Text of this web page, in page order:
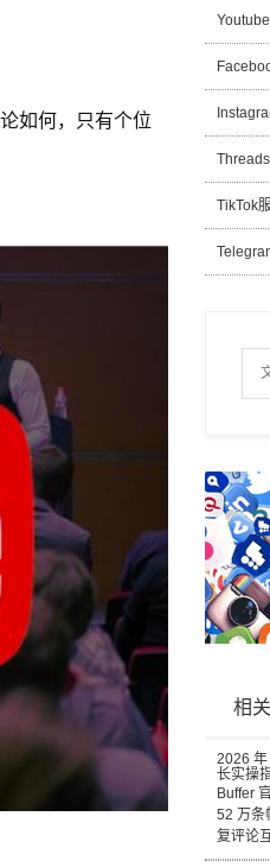
如何，只有个位
TikTok
相
2026 年
长实操
Buffer
52 万条
复评论